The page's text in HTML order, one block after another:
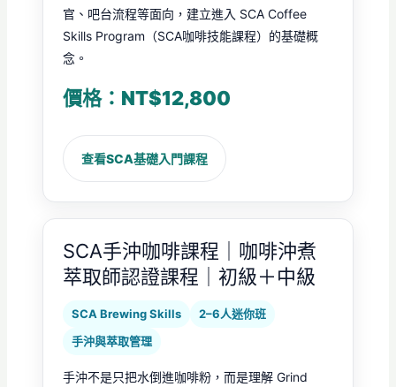
官、吧台流程等面向，建立進入 SCA Coffee
Skills Program（SCA咖啡技能課程）的基礎概
念。
價格：NT$12,800
查看SCA基礎入門課程
SCA手沖咖啡課程｜咖啡沖煮
萃取師認證課程｜初級＋中級
SCA Brewing Skills
2–6人迷你班
手沖與萃取管理
手沖不是只把水倒進咖啡粉，而是理解 Grind